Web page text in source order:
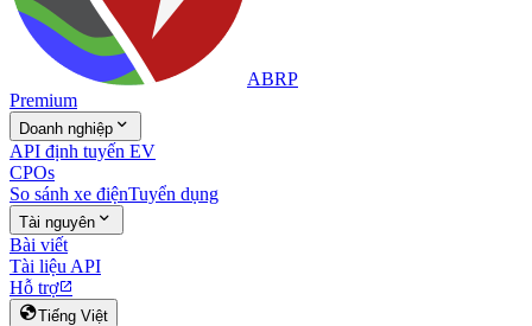
ABRP
Premium
Doanh nghiệp 
API định tuyến EV
CPOs
So sánh xe điệnTuyển dụng
Tài nguyên 
Bài viết
Tài liệu API
Hỗ trợ
Tiếng Việt